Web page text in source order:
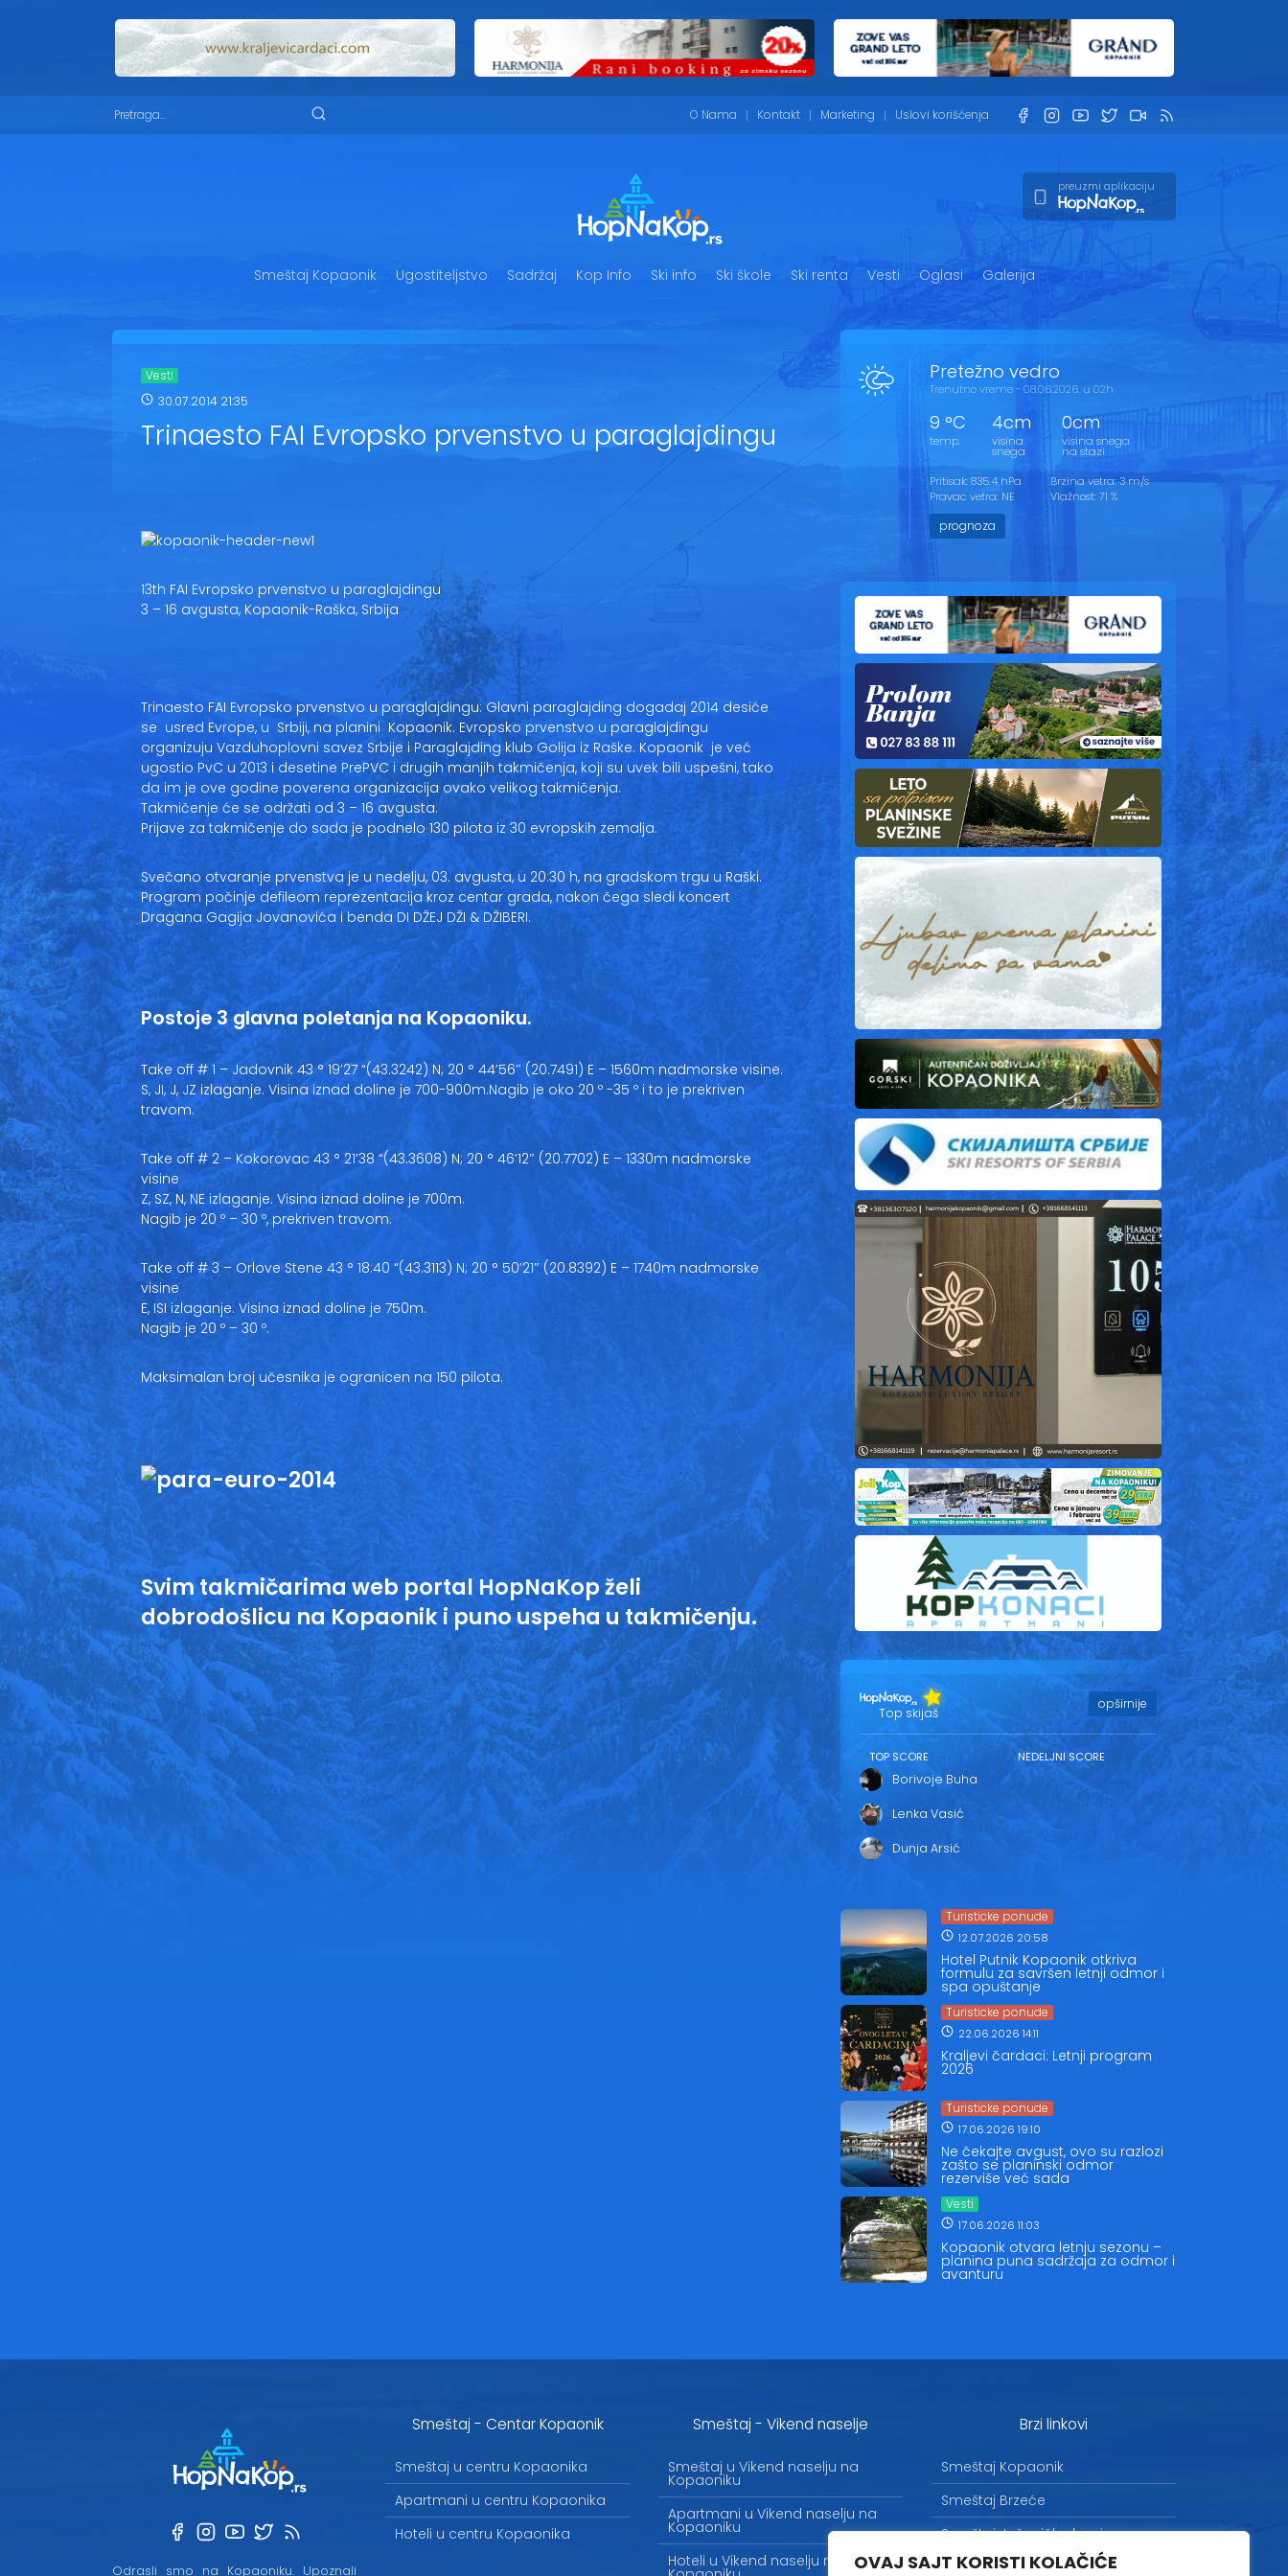
OVAJ SAJT KORISTI KOLAČIĆE
O Nama Kontakt Marketing Uslovi korišćenja
preuzmi aplikaciju
Smeštaj Kopaonik Ugostiteljstvo Sadržaj Kop Info Ski info Ski škole Ski renta Vesti Oglasi Galerija
Vesti
30.07.2014 21:35
Trinaesto FAI Evropsko prvenstvo u paraglajdingu
13th FAI Evropsko prvenstvo u paraglajdingu
3 – 16 avgusta, Kopaonik-Raška, Srbija
Trinaesto FAI Evropsko prvenstvo u paraglajdingu: Glavni paraglajding dogadaj 2014 desiće
se usred Evrope, u Srbiji, na planini Kopaonik. Evropsko prvenstvo u paraglajdingu
organizuju Vazduhoplovni savez Srbije i Paraglajding klub Golija iz Raške. Kopaonik je već
ugostio PvC u 2013 i desetine PrePVC i drugih manjih takmičenja, koji su uvek bili uspešni, tako
da im je ove godine poverena organizacija ovako velikog takmičenja.
Takmičenje će se održati od 3 – 16 avgusta.
Prijave za takmičenje do sada je podnelo 130 pilota iz 30 evropskih zemalja.
Svečano otvaranje prvenstva je u nedelju, 03. avgusta, u 20:30 h, na gradskom trgu u Raški.
Program počinje defileom reprezentacija kroz centar grada, nakon čega sledi koncert
Dragana Gagija Jovanovića i benda DI DŽEJ DŽI & DŽIBERI.
Postoje 3 glavna poletanja na Kopaoniku.
Take off # 1 – Jadovnik 43 ° 19’27 “(43.3242) N; 20 ° 44’56″ (20.7491) E – 1560m nadmorske visine.
S, JI, J, JZ izlaganje. Visina iznad doline je 700-900m.Nagib je oko 20 º -35 º i to je prekriven
travom.
Take off # 2 – Kokorovac 43 ° 21’38 “(43.3608) N; 20 ° 46’12″ (20.7702) E – 1330m nadmorske
visine
Z, SZ, N, NE izlaganje. Visina iznad doline je 700m.
Nagib je 20 º – 30 º, prekriven travom.
Take off # 3 – Orlove Stene 43 ° 18:40 “(43.3113) N; 20 ° 50’21″ (20.8392) E – 1740m nadmorske
visine
E, ISI izlaganje. Visina iznad doline je 750m.
Nagib je 20 º – 30 º.
Maksimalan broj učesnika je ogranicen na 150 pilota.
Svim takmičarima web portal HopNaKop želi
dobrodošlicu na Kopaonik i puno uspeha u takmičenju.
Pretežno vedro
Trenutno vreme - 08.06.2026. u 02h
9 °C
temp.
4cm
visina
snega
0cm
visina snega
na stazi
Pritisak: 835.4 hPa
Pravac vetra: NE
Brzina vetra: 3 m/s
Vlažnost: 71 %
prognoza
Top skijaš
opširnije
TOP SCORE
Borivoje Buha
Lenka Vasić
Dunja Arsić
NEDELJNI SCORE
Turisticke ponude
12.07.2026 20:58
Hotel Putnik Kopaonik otkriva
formulu za savršen letnji odmor i
spa opuštanje
Turisticke ponude
22.06.2026 14:11
Kraljevi čardaci: Letnji program
2026
Turisticke ponude
17.06.2026 19:10
Ne čekajte avgust, ovo su razlozi
zašto se planinski odmor
rezerviše već sada
Vesti
17.06.2026 11:03
Kopaonik otvara letnju sezonu –
planina puna sadržaja za odmor i
avanturu
Odrasli smo na Kopaoniku. Upoznali
Smeštaj - Centar Kopaonik
Smeštaj u centru Kopaonika
Apartmani u centru Kopaonika
Hoteli u centru Kopaonika
Smeštaj - Vikend naselje
Smeštaj u Vikend naselju na
Kopaoniku
Apartmani u Vikend naselju na
Kopaoniku
Hoteli u Vikend naselju na
Brzi linkovi
Smeštaj Kopaonik
Smeštaj Brzeće
Smeštaj Jošanička banja
Uslovi korišćenja